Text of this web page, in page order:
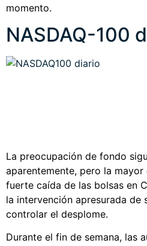
momento.
NASDAQ-100
La preocupación de fondo
aparentemente, pero la
fuerte caída de las bolsas en
la intervención apresurada de
controlar el desplome.
Durante el fin de semana, las